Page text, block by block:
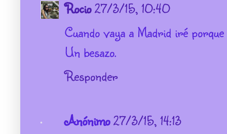
Rocio27/3/15, 10:40
Cuando vaya a Madrid iré
Un besazo.
Responder
Anónimo27/3/15, 14:13